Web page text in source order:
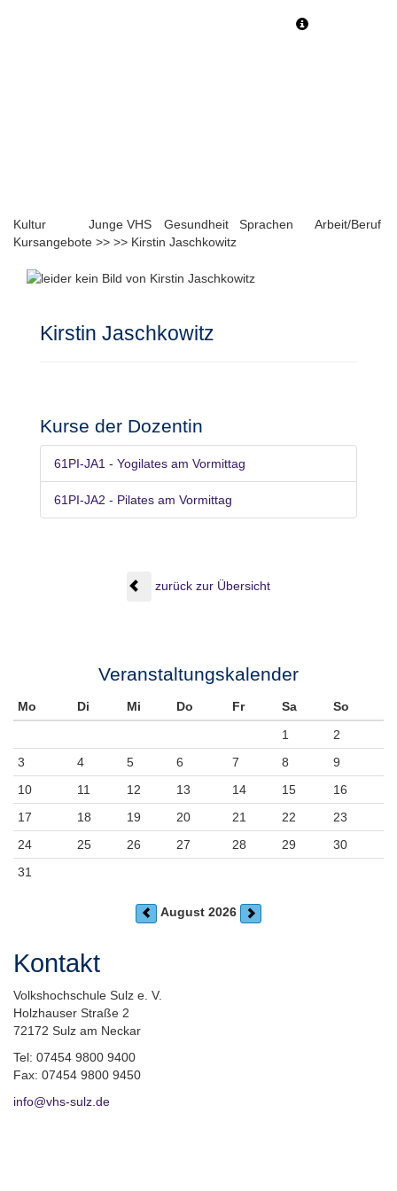
Toggle
Kultur Junge VHS Gesundheit Sprachen
Arbeit/Beruf
Kursangebote >> >> Kirstin Jaschkowitz
Kirstin Jaschkowitz
Kurse der Dozentin
61PI-JA1 - Yogilates am Vormittag
61PI-JA2 - Pilates am Vormittag
zurück zur Übersicht
Veranstaltungskalender
Mo Di Mi Do Fr Sa
So
1
2
3
4 5 6 7 8
9
10
11 12 13 14 15
16
17
18 19 20 21 22
23
24
25 26 27 28 29
30
31
August 2026
Kontakt
Volkshochschule Sulz e. V.
Holzhauser Straße 2
72172 Sulz am Neckar
Tel: 07454 9800 9400
Fax: 07454 9800 9450
info@vhs-sulz.de